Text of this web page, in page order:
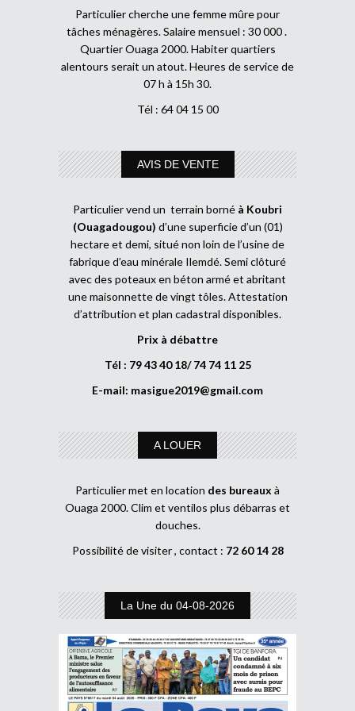
Particulier cherche une femme mûre pour
tâches ménagères. Salaire mensuel : 30 000 .
Quartier Ouaga 2000. Habiter quartiers
alentours serait un atout. Heures de service de
07 h à 15h 30.
Tél : 64 04 15 00
AVIS DE VENTE
Particulier vend un terrain borné à Koubri
(Ouagadougou) d’une superficie d’un (01)
hectare et demi, situé non loin de l’usine de
fabrique d’eau minérale Ilemdé. Semi clôturé
avec des poteaux en béton armé et abritant
une maisonnette de vingt tôles. Attestation
d’attribution et plan cadastral disponibles.
Prix à débattre
Tél : 79 43 40 18/ 74 74 11 25
E-mail: masigue2019@gmail.com
A LOUER
Particulier met en location des bureaux à
Ouaga 2000. Clim et ventilos plus débarras et
douches.
Possibilité de visiter , contact : 72 60 14 28
La Une du 04-08-2026